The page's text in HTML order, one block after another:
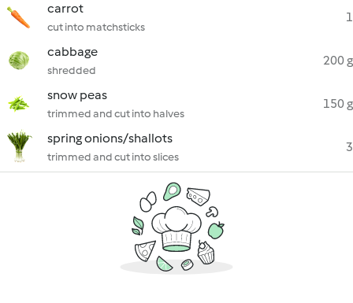
carrot
cut into matchsticks
1
cabbage
shredded
200 g
snow peas
trimmed and cut into halves
150 g
spring onions/shallots
trimmed and cut into slices
3